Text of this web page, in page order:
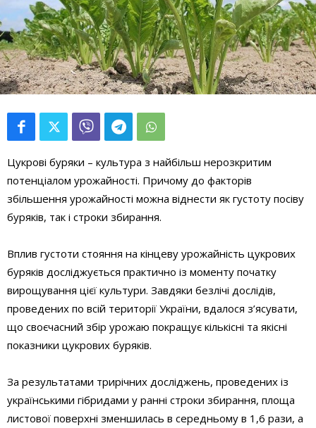
Цукрові буряки – культура з найбільш нерозкритим
потенціалом урожайності. Причому до факторів
збільшення урожайності можна віднести як густоту посіву
буряків, так і строки збирання.
Вплив густоти стояння на кінцеву урожайність цукрових
буряків досліджується практично із моменту початку
вирощування цієї культури. Завдяки безлічі дослідів,
проведених по всій території України, вдалося з’ясувати,
що своєчасний збір урожаю покращує кількісні та якісні
показники цукрових буряків.
За результатами трирічних досліджень, проведених із
українськими гібридами у ранні строки збирання, площа
листової поверхні зменшилась в середньому в 1,6 рази, а